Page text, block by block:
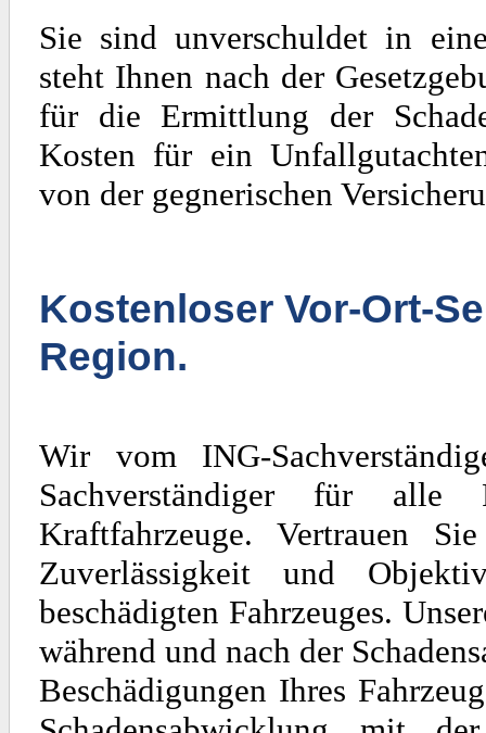
Sie sind unverschuldet in
steht Ihnen nach der
für die Ermittlung der
Kosten für ein
von der gegnerischen
Kostenloser Vor-Ort-
Region.
Wir vom ING-
Sachverständiger für
Kraftfahrzeuge. Vertrauen
Zuverlässigkeit und
beschädigten Fahrzeuges.
während und nach der
Beschädigungen Ihres